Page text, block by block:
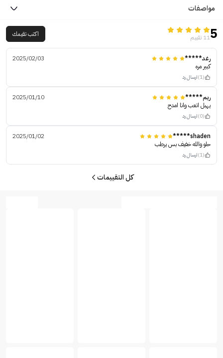
مواصفات
511 تقييم اكتب تقيمك
رغد*****
2025/02/03
كبير مره
(1) ارسال رد
ريم*****
2025/01/10
يهبل اتعب وانا امدح
(0) ارسال رد
shaden*****
2025/01/02
حلو والله خفيف بس يرطب
(1) ارسال رد
كل التقييمات